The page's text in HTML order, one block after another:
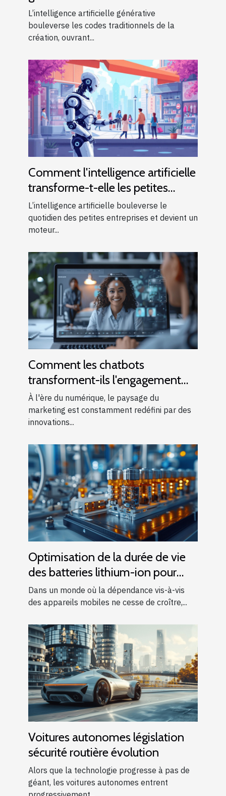
industries créatives ?
L’intelligence artificielle générative
bouleverse les codes traditionnels de la
création, ouvrant...
Comment l'intelligence artificielle
transforme-t-elle les petites
entreprises ?
L’intelligence artificielle bouleverse le
quotidien des petites entreprises et devient un
moteur...
Comment les chatbots
transforment-ils l'engagement
client dans le marketing digital ?
À l'ère du numérique, le paysage du
marketing est constamment redéfini par des
innovations...
Optimisation de la durée de vie
des batteries lithium-ion pour
appareils mobiles
Dans un monde où la dépendance vis-à-vis
des appareils mobiles ne cesse de croître,...
Voitures autonomes législation
sécurité routière évolution
Alors que la technologie progresse à pas de
géant, les voitures autonomes entrent